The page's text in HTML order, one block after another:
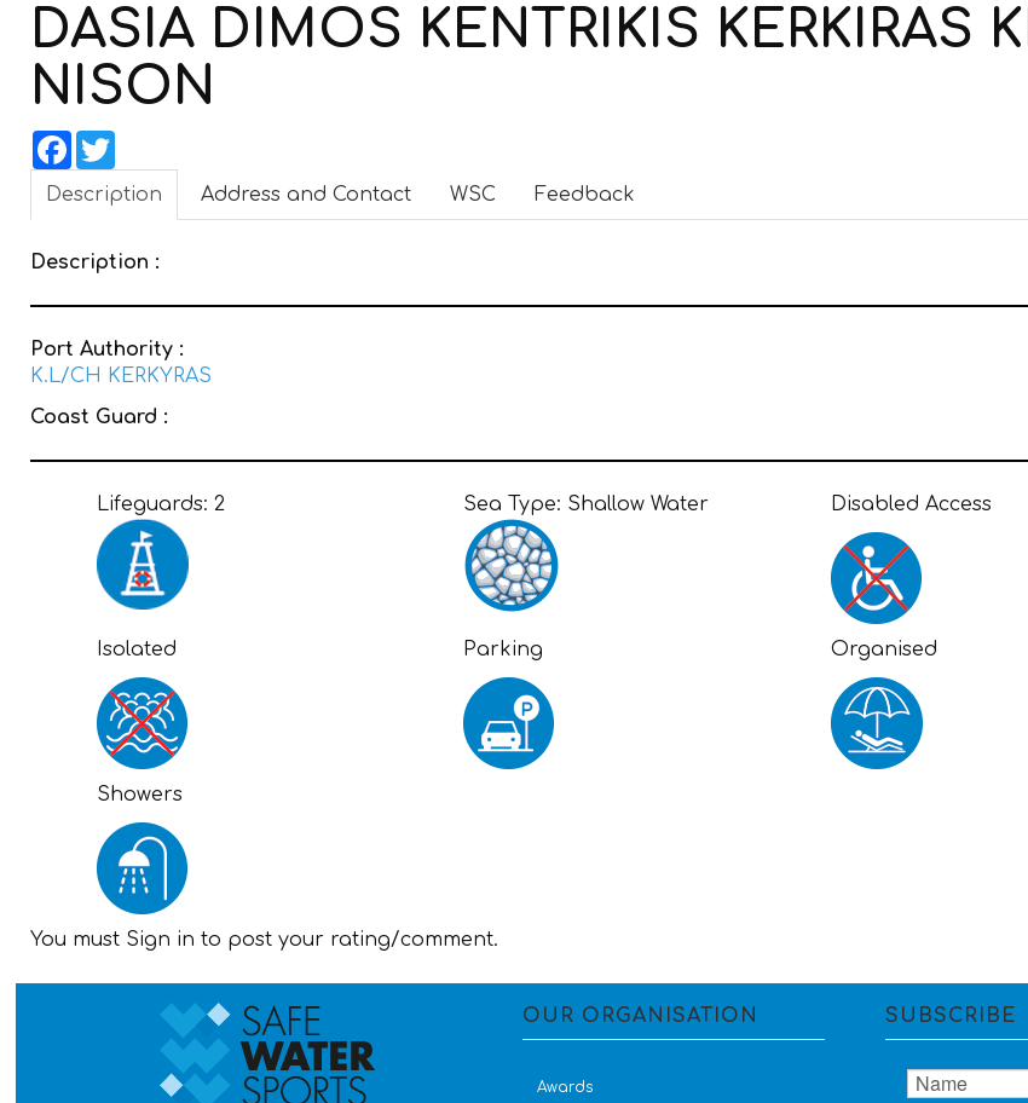
DASIA DIMOS KENTRIKIS KERKIRAS
NISON
Facebook
Twitter
Description Address and Contact WSC Feedback
Description :
Port Authority :
K.L/CH KERKYRAS
Coast Guard :
Lifeguards: 2 Sea Type: Shallow Water Disabled Access
Isolated Parking Organised
Showers
You must Sign in to post your rating/comment.
OUR ORGANISATION
Awards
SUBSCRIBE